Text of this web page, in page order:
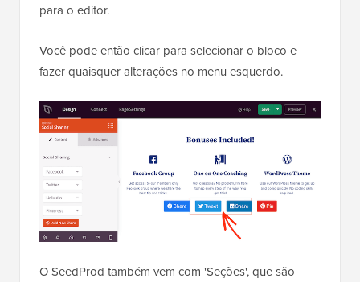
para o editor.
Você pode então clicar para selecionar o bloco e
fazer quaisquer alterações no menu esquerdo.
O SeedProd também vem com 'Seções', que são